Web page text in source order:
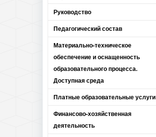
Руководство
Педагогический состав
Материально-техническое
обеспечение и оснащенность
образовательного процесса.
Доступная среда
Платные образовательные услуги
Финансово-хозяйственная
деятельность